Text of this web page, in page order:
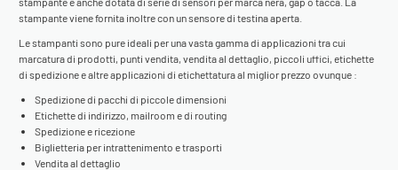
stampante viene fornita inoltre con un sensore di testina aperta.
Le stampanti sono pure ideali per una vasta gamma di applicazioni tra cui
marcatura di prodotti, punti vendita, vendita al dettaglio, piccoli uffici, etichette
di spedizione e altre applicazioni di etichettatura al miglior prezzo ovunque :
Spedizione di pacchi di piccole dimensioni
Etichette di indirizzo, mailroom e di routing
Spedizione e ricezione
Biglietteria per intrattenimento e trasporti
Vendita al dettaglio